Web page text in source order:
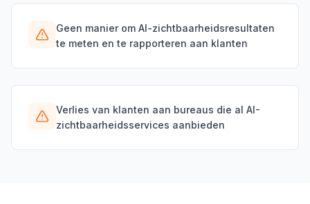
Geen manier om AI-zichtbaarheidsresultaten
te meten en te rapporteren aan klanten
Verlies van klanten aan bureaus die al AI-
zichtbaarheidsservices aanbieden